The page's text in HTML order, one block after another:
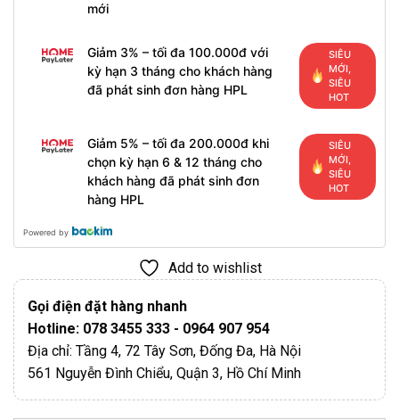
mới
Giảm 3% – tối đa 100.000đ với
kỳ hạn 3 tháng cho khách hàng
đã phát sinh đơn hàng HPL
SIÊU
MỚI,
SIÊU
HOT
Giảm 5% – tối đa 200.000đ khi
chọn kỳ hạn 6 & 12 tháng cho
khách hàng đã phát sinh đơn
hàng HPL
SIÊU
MỚI,
SIÊU
HOT
Powered by
Add to wishlist
Gọi điện đặt hàng nhanh
Hotline: 078 3455 333 - 0964 907 954
Địa chỉ: Tầng 4, 72 Tây Sơn, Đống Đa, Hà Nội
561 Nguyễn Đình Chiểu, Quận 3, Hồ Chí Minh